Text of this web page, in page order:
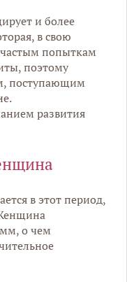
и более
в свою
попыткам
поэтому
поступающим
развития
в этот период,
о чем